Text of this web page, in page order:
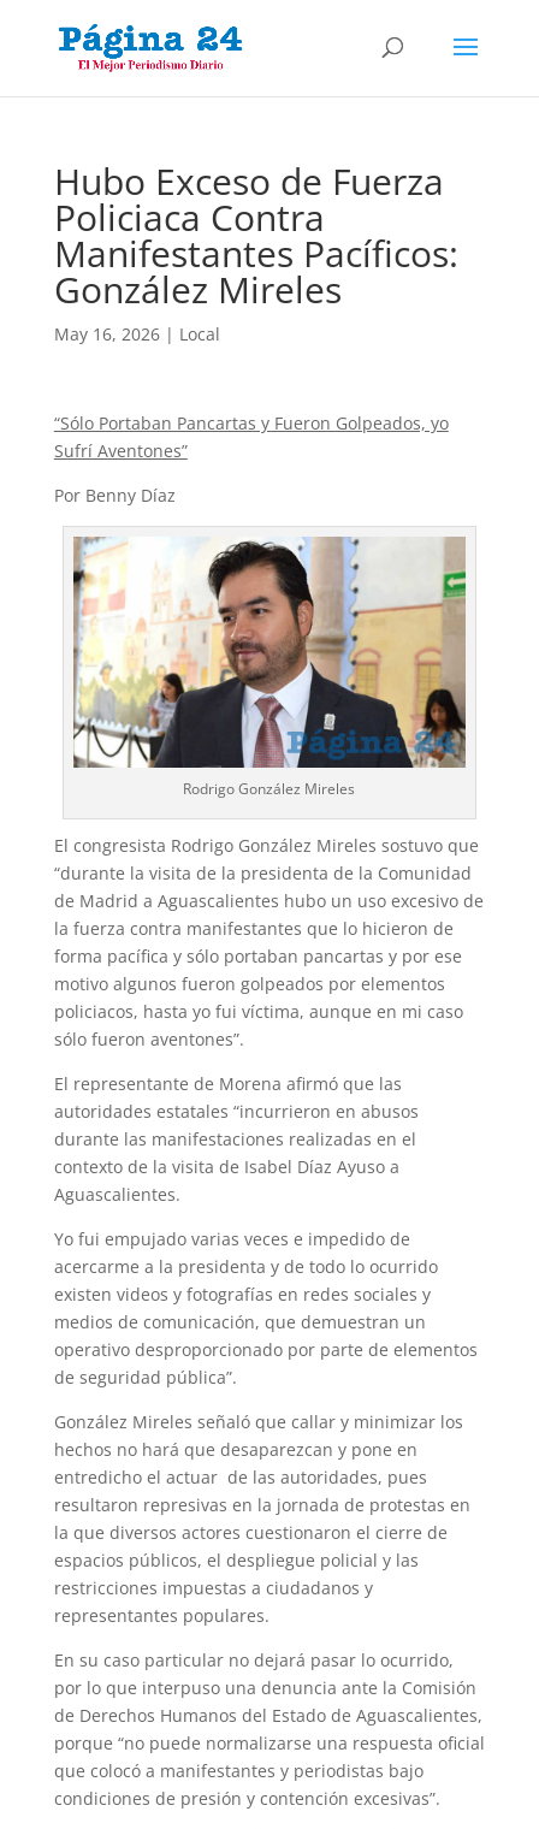
Hubo Exceso de Fuerza
Policiaca Contra
Manifestantes Pacíficos:
González Mireles
May 16, 2026| Local
“Sólo Portaban Pancartas y Fueron Golpeados, yo
Sufrí Aventones”
Por Benny Díaz
Rodrigo González Mireles
El congresista Rodrigo González Mireles sostuvo que
“durante la visita de la presidenta de la Comunidad
de Madrid a Aguascalientes hubo un uso excesivo de
la fuerza contra manifestantes que lo hicieron de
forma pacífica y sólo portaban pancartas y por ese
motivo algunos fueron golpeados por elementos
policiacos, hasta yo fui víctima, aunque en mi caso
sólo fueron aventones”.
El representante de Morena afirmó que las
autoridades estatales “incurrieron en abusos
durante las manifestaciones realizadas en el
contexto de la visita de Isabel Díaz Ayuso a
Aguascalientes.
Yo fui empujado varias veces e impedido de
acercarme a la presidenta y de todo lo ocurrido
existen videos y fotografías en redes sociales y
medios de comunicación, que demuestran un
operativo desproporcionado por parte de elementos
de seguridad pública”.
González Mireles señaló que callar y minimizar los
hechos no hará que desaparezcan y pone en
entredicho el actuar de las autoridades, pues
resultaron represivas en la jornada de protestas en
la que diversos actores cuestionaron el cierre de
espacios públicos, el despliegue policial y las
restricciones impuestas a ciudadanos y
representantes populares.
En su caso particular no dejará pasar lo ocurrido,
por lo que interpuso una denuncia ante la Comisión
de Derechos Humanos del Estado de Aguascalientes,
porque “no puede normalizarse una respuesta oficial
que colocó a manifestantes y periodistas bajo
condiciones de presión y contención excesivas”.